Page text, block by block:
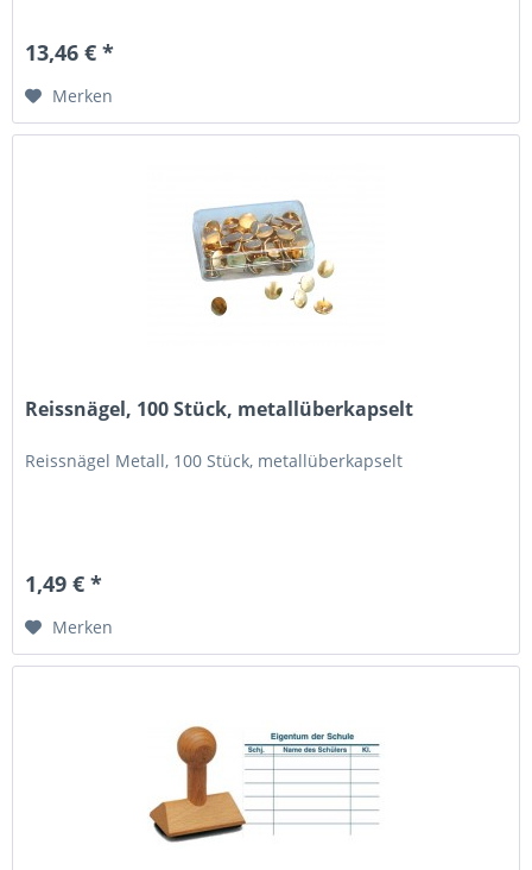
13,46 € *
Merken
Reissnägel, 100 Stück, metallüberkapselt
Reissnägel Metall, 100 Stück, metallüberkapselt
1,49 € *
Merken